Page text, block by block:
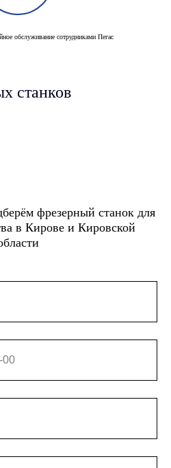
обслуживание сотрудниками Пегас
станков
фрезерный станок для
в Кирове и Кировской